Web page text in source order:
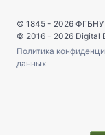
© 1845 - 2026
© 2016 - 2026 Digital
Политика
данных